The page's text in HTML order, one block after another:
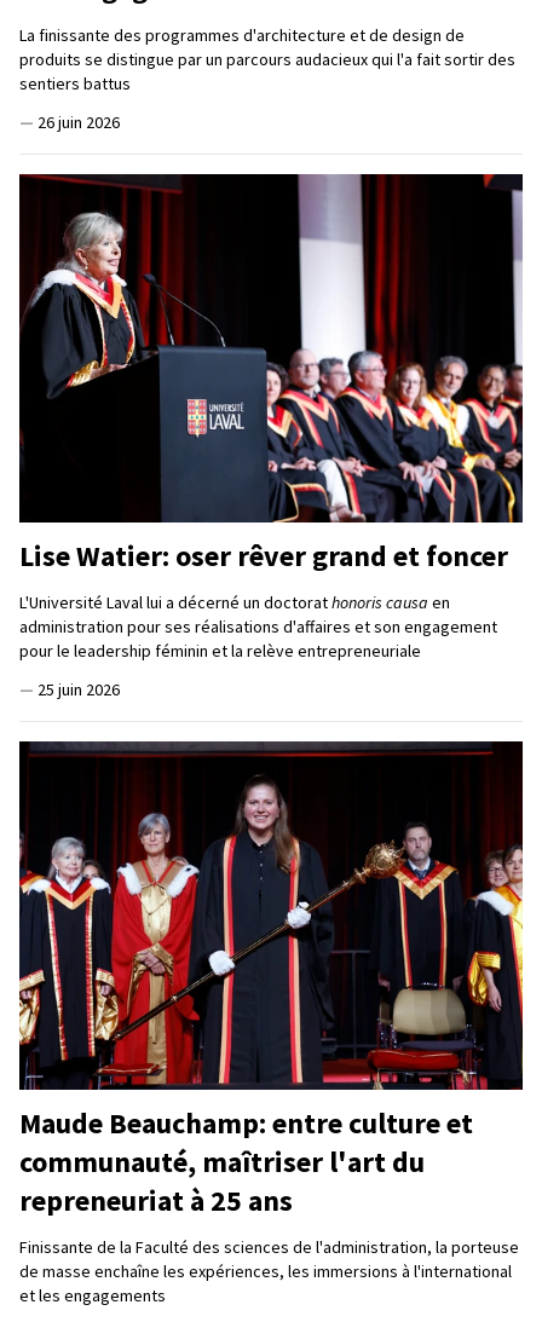
La finissante des programmes d'architecture et de design de
produits se distingue par un parcours audacieux qui l'a fait sortir des
sentiers battus
— 26 juin 2026
Lise Watier: oser rêver grand et foncer
L'Université Laval lui a décerné un doctorathonoris causa en
administration pour ses réalisations d'affaires et son engagement
pour le leadership féminin et la relève entrepreneuriale
— 25 juin 2026
Maude Beauchamp: entre culture et
communauté, maîtriser l'art du
repreneuriat à 25 ans
Finissante de la Faculté des sciences de l'administration, la porteuse
de masse enchaîne les expériences, les immersions à l'international
et les engagements